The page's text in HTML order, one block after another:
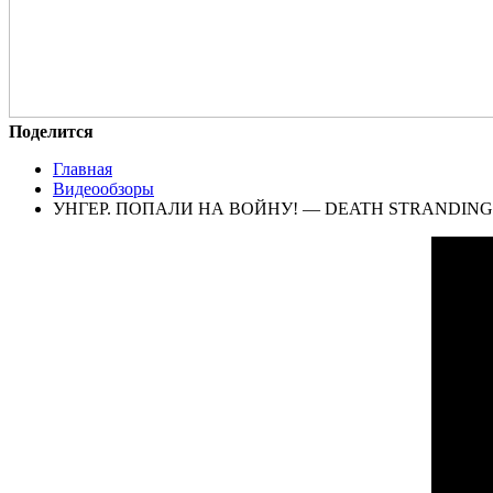
Поделится
Главная
Видеообзоры
УНГЕР. ПОПАЛИ НА ВОЙНУ! — DEATH STRANDING